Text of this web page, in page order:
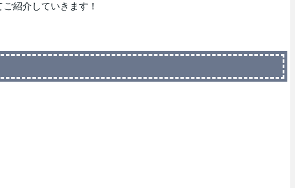
紹介していきます！